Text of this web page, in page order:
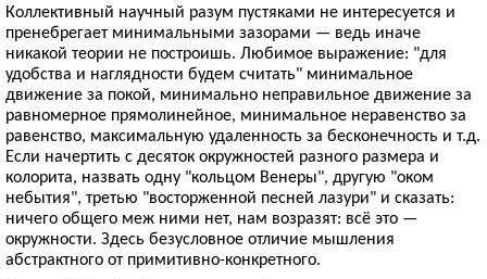
Коллективный научный разум пустяками не интересуется и
пренебрегает минимальными зазорами — ведь иначе
никакой теории не построишь. Любимое выражение: "для
удобства и наглядности будем считать" минимальное
движение за покой, минимально неправильное движение за
равномерное прямолинейное, минимальное неравенство за
равенство, максимальную удаленность за бесконечность и т.д.
Если начертить с десяток окружностей разного размера и
колорита, назвать одну "кольцом Венеры", другую "оком
небытия", третью "восторженной песней лазури" и сказать:
ничего общего меж ними нет, нам возразят: всё это —
окружности. Здесь безусловное отличие мышления
абстрактного от примитивно-конкретного.